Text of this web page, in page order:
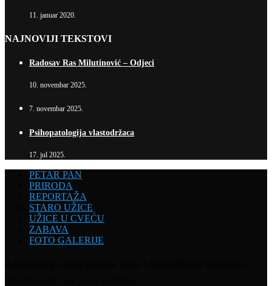
11. januar 2020.
NAJNOVIJI TEKSTOVI
Radosav Ras Milutinović – Odjeci
10. novembar 2025.
7. novembar 2025.
Psihopatologija vlastodržaca
17. jul 2025.
PETAR PAN
PRIRODA
REPORTAŽA
STARO UŽICE
UŽICE U CVEĆU
ZABAVA
FOTO GALERIJE